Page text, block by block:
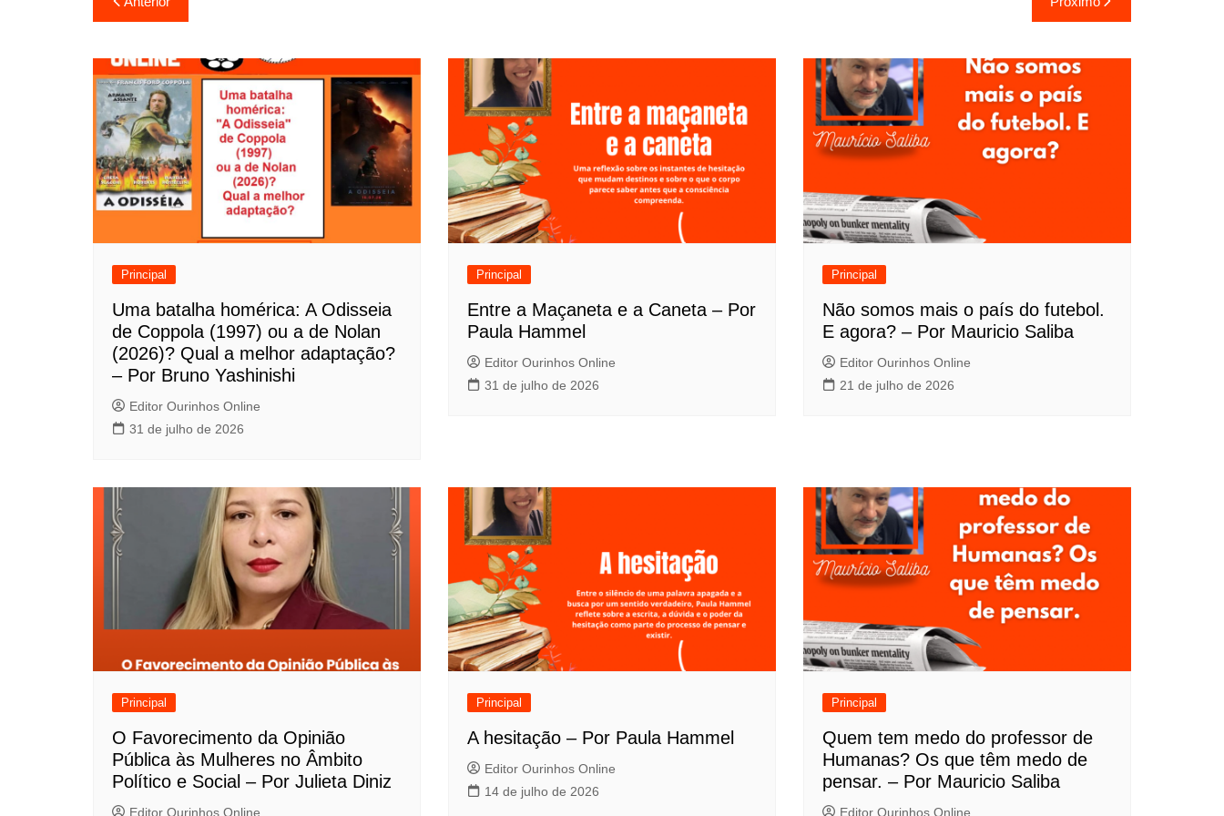
a
v
e
g
a
ç
ã
t
Principal
Uma batalha homérica: A Odisseia
de Coppola (1997) ou a de Nolan
(2026)? Qual a melhor adaptação?
– Por Bruno Yashinishi
Editor Ourinhos Online
31 de julho de 2026
Principal
Entre a Maçaneta e a Caneta – Por
Paula Hammel
Editor Ourinhos Online
31 de julho de 2026
Principal
Não somos mais o país do futebol.
E agora? – Por Mauricio Saliba
Editor Ourinhos Online
21 de julho de 2026
Principal
O Favorecimento da Opinião
Pública às Mulheres no Âmbito
Político e Social – Por Julieta Diniz
Editor Ourinhos Online
Principal
A hesitação – Por Paula Hammel
Editor Ourinhos Online
14 de julho de 2026
Principal
Quem tem medo do professor de
Humanas? Os que têm medo de
pensar. – Por Mauricio Saliba
Editor Ourinhos Online